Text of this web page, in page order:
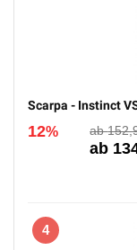
Scarpa - Instinct
12%
4